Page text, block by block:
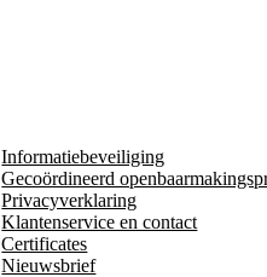
Informatiebeveiliging
Gecoördineerd
Privacyverklaring
Klantenservice en contact
Certificates
Nieuwsbrief